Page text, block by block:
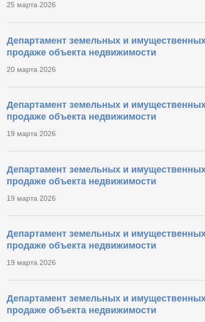
25 марта 2026
Департамент земельных и
продаже объекта недвижимости
20 марта 2026
Департамент земельных и
продаже объекта недвижимости
19 марта 2026
Департамент земельных и
продаже объекта недвижимости
19 марта 2026
Департамент земельных и
продаже объекта недвижимости
19 марта 2026
Департамент земельных и
продаже объекта недвижимости